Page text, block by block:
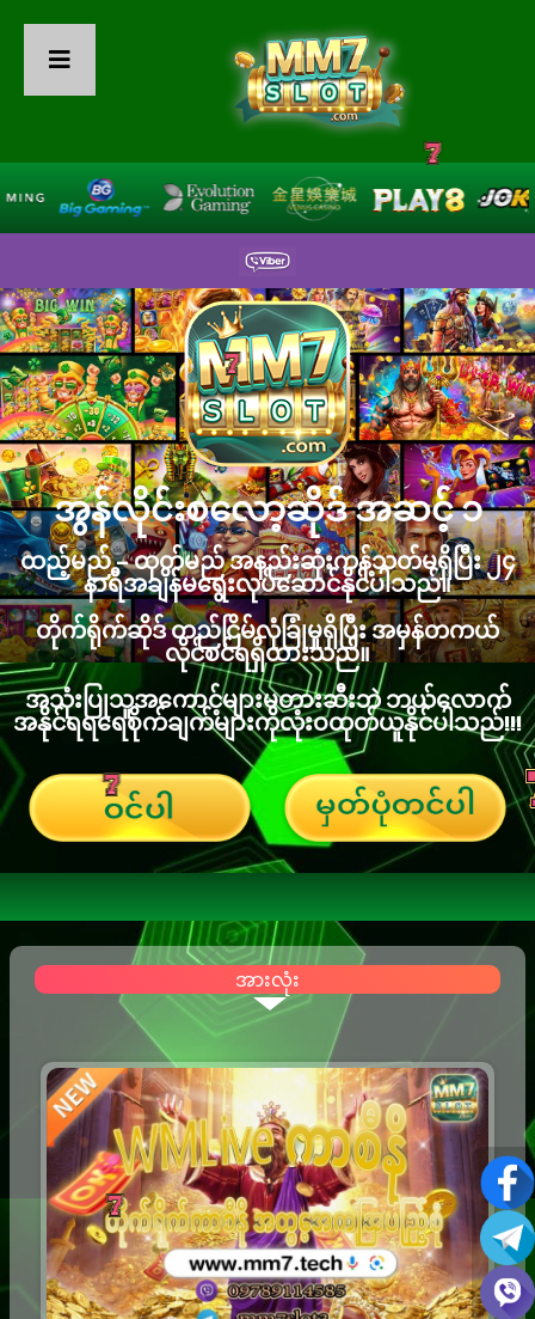
အွန်လိုင်းစလော့ဆိုဒ် အဆင့် ၁
ထည့်မည် – ထုတ်မည် အနည်းဆုံးကန့်သတ်မရှိပြီး ၂၄
နာရီအချိန်မရွေးလုပ်ဆောင်နိုင်ပါသည်။
တိုက်ရိုက်ဆိုဒ် တည်ငြိမ်လုံခြုံမှုရှိပြီး အမှန်တကယ်
လိုင်စင်ရရှိထားသည်။
အသုံးပြုသူအကောင့်များမတားဆီးဘဲ ဘယ်လောက်
အနိုင်ရရရေစိုက်ချက်များကိုလုံးဝထုတ်ယူနိုင်ပါသည်!!!
အားလုံး